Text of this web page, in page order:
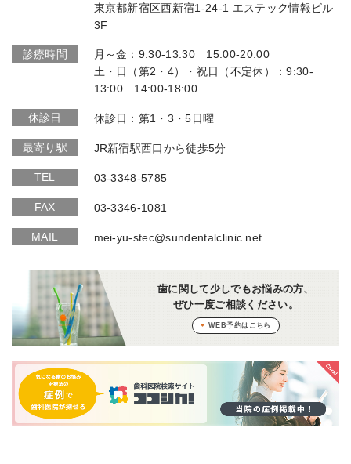
東京都新宿区西新宿1-24-1 エステック情報ビル
3F
診療時間
月～金：9:30-13:30 15:00-20:00
土・日（第2・4）・祝日（不定休）：9:30-
13:00 14:00-18:00
休診日 休診日：第1・3・5日曜
最寄り駅 JR新宿駅西口から徒歩5分
TEL 03-3348-5785
FAX 03-3346-1081
MAIL mei-yu-stec@sundentalclinic.net
歯に関して少しでもお悩みの方、
ぜひ一度ご相談ください。
WEB予約はこちら